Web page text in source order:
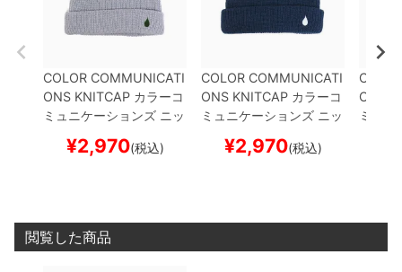
COLOR COMMUNICATI
ONS KNITCAP カラーコ
ミュニケーションズ ニッ
GREYスケートボー
¥2,970(税込)
COLOR COMMUNICATI
ONS KNITCAP カラーコ
ミュニケーションズ ニッ
NAVYスケートボー
¥2,970(税込)
ONS
ミュニ
閲覧した商品